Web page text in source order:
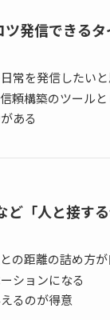
発信できるタ
常を発信したい
頼構築のツール
ある
「人と接す
の距離の詰め方
ションになる
るのが得意